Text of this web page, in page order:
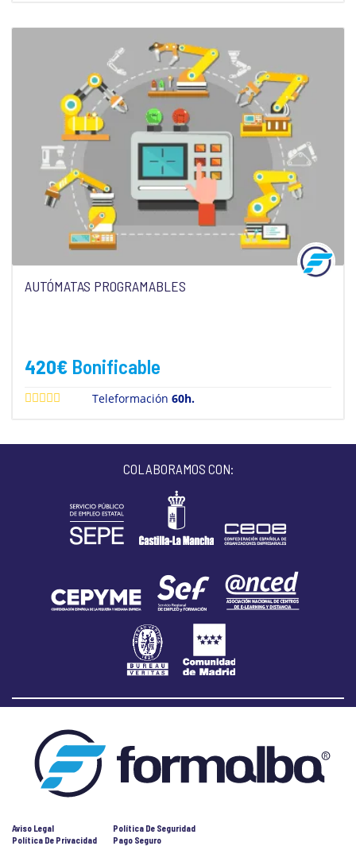
AUTÓMATAS PROGRAMABLES
420€ Bonificable
Teleformación60h.
COLABORAMOS CON:
Aviso Legal
Política De Privacidad
Política De Seguridad
Pago Seguro